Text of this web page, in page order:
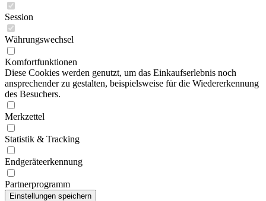
Session
Währungswechsel
Komfortfunktionen
Diese Cookies werden genutzt, um das Einkaufserlebnis noch
ansprechender zu gestalten, beispielsweise für die Wiedererkennung
des Besuchers.
Merkzettel
Statistik & Tracking
Endgeräteerkennung
Partnerprogramm